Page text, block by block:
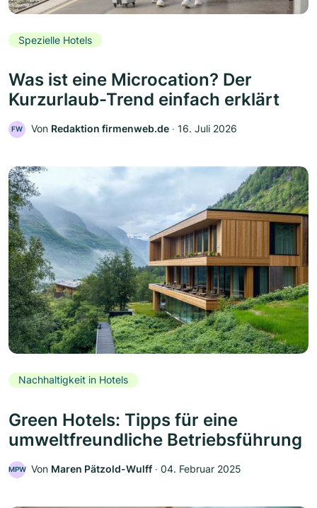
Spezielle Hotels
Was ist eine Microcation? Der
Kurzurlaub-Trend einfach erklärt
FW Von Redaktion firmenweb.de ‧ 16. Juli 2026
Nachhaltigkeit in Hotels
Green Hotels: Tipps für eine
umweltfreundliche Betriebsführung
MPW Von Maren Pätzold-Wulff ‧ 04. Februar 2025